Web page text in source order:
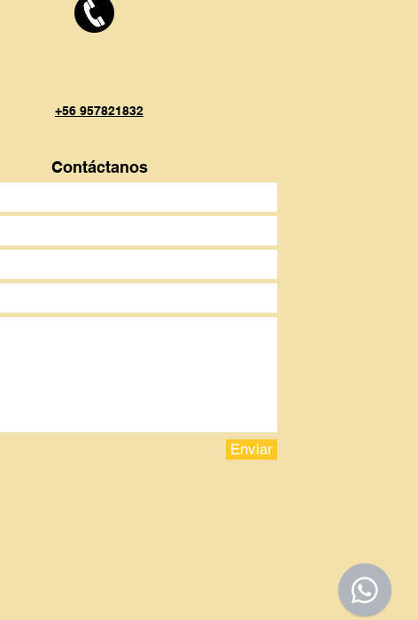
+56 957821832
Contáctanos
Enviar